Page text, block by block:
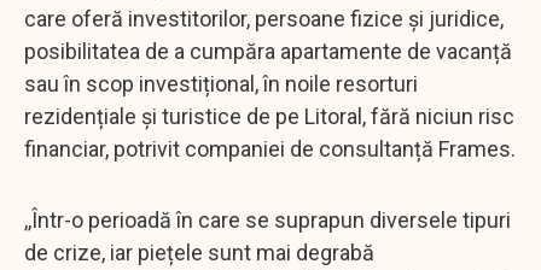
care oferă investitorilor, persoane fizice și juridice,
posibilitatea de a cumpăra apartamente de vacanță
sau în scop investițional, în noile resorturi
rezidențiale și turistice de pe Litoral, fără niciun risc
financiar, potrivit companiei de consultanță Frames.
,,Într-o perioadă în care se suprapun diversele tipuri
de crize, iar piețele sunt mai degrabă